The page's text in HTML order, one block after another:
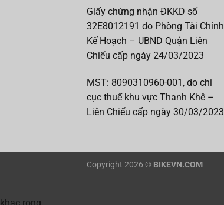
Giấy chứng nhận ĐKKD số
32E8012191 do Phòng Tài Chính
Kế Hoạch – UBND Quận Liên
Chiểu cấp ngày 24/03/2023
MST: 8090310960-001, do chi
cục thuế khu vực Thanh Khê –
Liên Chiểu cấp ngày 30/03/2023
Copyright 2026 © BIKEVN.COM